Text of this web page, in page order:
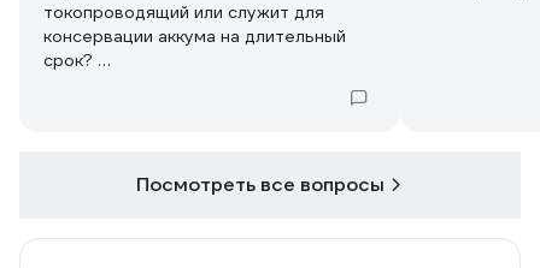
токопроводящий или служит для
консервации аккума на длительный
срок?
ответа от ВИ или других покупателей
Посмотреть все вопросы